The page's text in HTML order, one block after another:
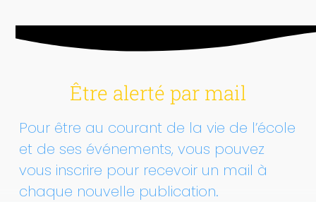
Être alerté par mail
Pour être au courant de la vie de l’école
et de ses événements, vous pouvez
vous inscrire pour recevoir un mail à
chaque nouvelle publication.